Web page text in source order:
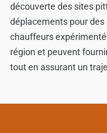
découverte des sites
déplacements pour
chauffeurs
région et peuvent
tout en assurant un